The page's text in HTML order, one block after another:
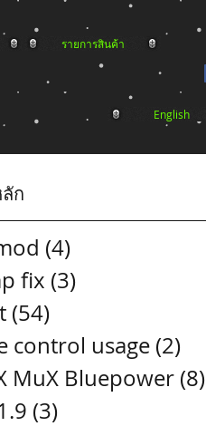
รายการสินค้า
English
ก
(4)
fix (3)
(54)
control usage (2)
MuX Bluepower (8)
(3)